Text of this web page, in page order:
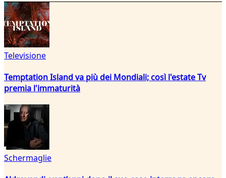
Televisione
Temptation Island va più dei Mondiali; così l'estate Tv
premia l'immaturità
Schermaglie